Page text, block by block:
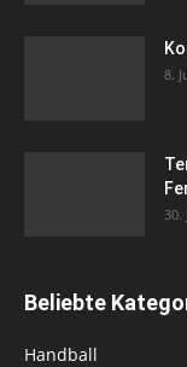
8.
30.
Beliebte
Handball